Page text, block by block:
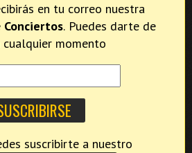
en tu correo nuestra
Conciertos. Puedes darte de
cualquier momento